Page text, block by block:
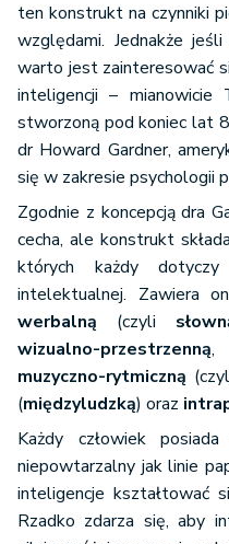
ten konstrukt na czynniki
względami. Jednakże
warto jest zainteresować
inteligencji – mianowicie
stworzoną pod koniec lat
dr Howard Gardner,
się w zakresie psychologii
Zgodnie z koncepcją dra
cecha, ale konstrukt
których każdy
intelektualnej. Zawiera
werbalną (czyli
wizualno-przestrzenną
muzyczno-rytmiczną
(międzyludzką) oraz
Każdy człowiek
niepowtarzalny jak linie
inteligencje kształtować
Rzadko zdarza się, aby